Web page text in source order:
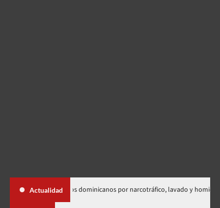
Actualidad
de dos dominicanos por narcotráfico, lavado y homicidio